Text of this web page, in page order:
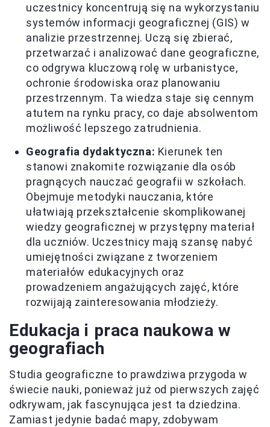
uczestnicy koncentrują się na wykorzystaniu
systemów informacji geograficznej (GIS) w
analizie przestrzennej. Uczą się zbierać,
przetwarzać i analizować dane geograficzne,
co odgrywa kluczową rolę w urbanistyce,
ochronie środowiska oraz planowaniu
przestrzennym. Ta wiedza staje się cennym
atutem na rynku pracy, co daje absolwentom
możliwość lepszego zatrudnienia.
Geografia dydaktyczna: Kierunek ten
stanowi znakomite rozwiązanie dla osób
pragnących nauczać geografii w szkołach.
Obejmuje metodyki nauczania, które
ułatwiają przekształcenie skomplikowanej
wiedzy geograficznej w przystępny materiał
dla uczniów. Uczestnicy mają szansę nabyć
umiejętności związane z tworzeniem
materiałów edukacyjnych oraz
prowadzeniem angażujących zajęć, które
rozwijają zainteresowania młodzieży.
Edukacja i praca naukowa w
geografiach
Studia geograficzne to prawdziwa przygoda w
świecie nauki, ponieważ już od pierwszych zajęć
odkrywam, jak fascynująca jest ta dziedzina.
Zamiast jedynie badać mapy, zdobywam